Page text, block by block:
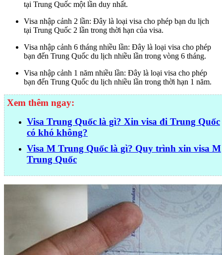
tại Trung Quốc một lần duy nhất.
Visa nhập cảnh 2 lần: Đây là loại visa cho phép bạn du lịch
tại Trung Quốc 2 lần trong thời hạn của visa.
Visa nhập cảnh 6 tháng nhiều lần: Đây là loại visa cho phép
bạn đến Trung Quốc du lịch nhiều lần trong vòng 6 tháng.
Visa nhập cảnh 1 năm nhiều lần: Đây là loại visa cho phép
bạn đến Trung Quốc du lịch nhiều lần trong thời hạn 1 năm.
Xem thêm ngay:
Visa Trung Quốc là gì? Xin visa đi Trung Quốc
có khó không?
Visa M Trung Quốc là gì? Quy trình xin visa M
Trung Quốc